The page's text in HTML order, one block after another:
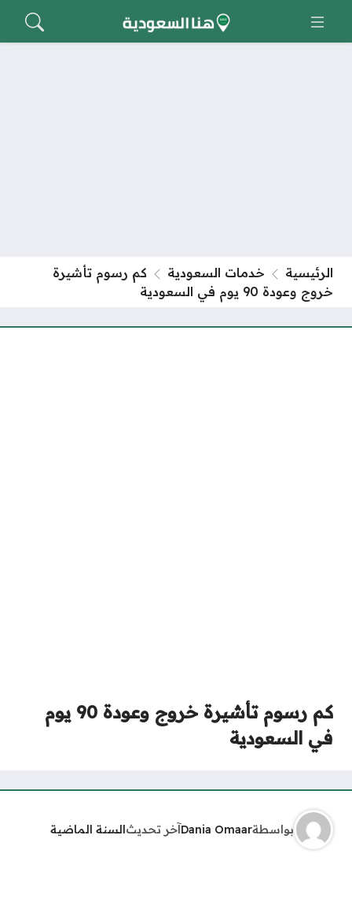
الرئيسية خدمات السعودية
كم رسوم تأشيرة
خروج وعودة 90 يوم في السعودية
كم رسوم تأشيرة خروج وعودة 90 يوم
في السعودية
بواسطةDania Omaarآخر تحديثالسنة الماضية